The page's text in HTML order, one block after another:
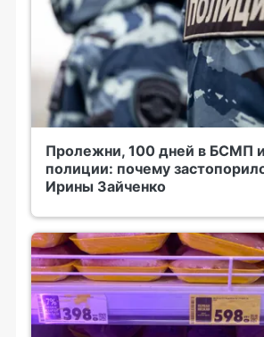
Пролежни, 100 дней в БСМП
полиции: почему
Ирины Зайченко